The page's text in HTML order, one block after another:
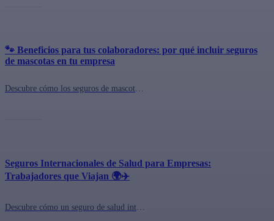
🐾 Beneficios para tus colaboradores: por qué incluir seguros
de mascotas en tu empresa
Seguros Internacionales de Salud para Empresas:
Trabajadores que Viajan 🌍✈️